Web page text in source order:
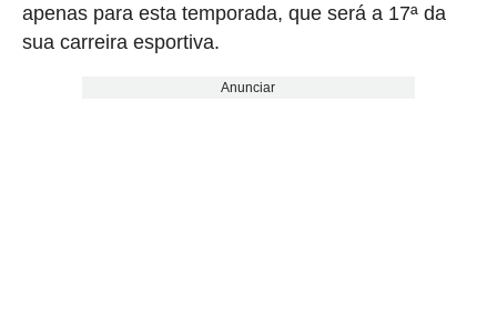
apenas para esta temporada, que será a 17ª da
sua carreira esportiva.
Anunciar